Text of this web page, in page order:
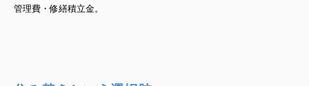
管理費・修繕積立金。